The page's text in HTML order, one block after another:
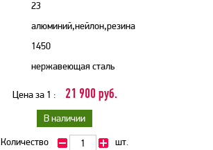
23
алюминий,нейлон,резина
1450
нержавеющая сталь
Цена за 1 : 21 900 руб.
В наличии
Количество шт.